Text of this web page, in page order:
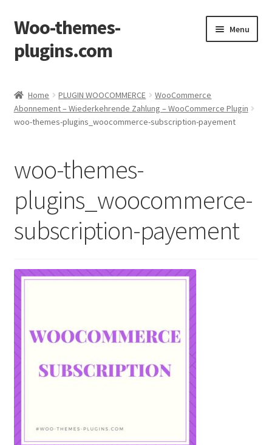
Skip
to
navigation
Skip
to
content
Woo-themes-
plugins.com
Menu
Home PLUGIN WOOCOMMERCE
WooCommerce
Abonnement – Wiederkehrende Zahlung – WooCommerce Plugin
woo-themes-plugins_woocommerce-subscription-payement
woo-themes-
plugins_woocommerce-
subscription-payement